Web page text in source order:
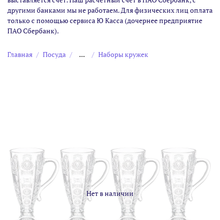
другими банками мы не работаем. Для физических лиц оплата
только с помощью сервиса Ю Касса (дочернее предприятие
ПАО Сбербанк).
Главная Посуда ... Наборы кружек
Нет в наличии